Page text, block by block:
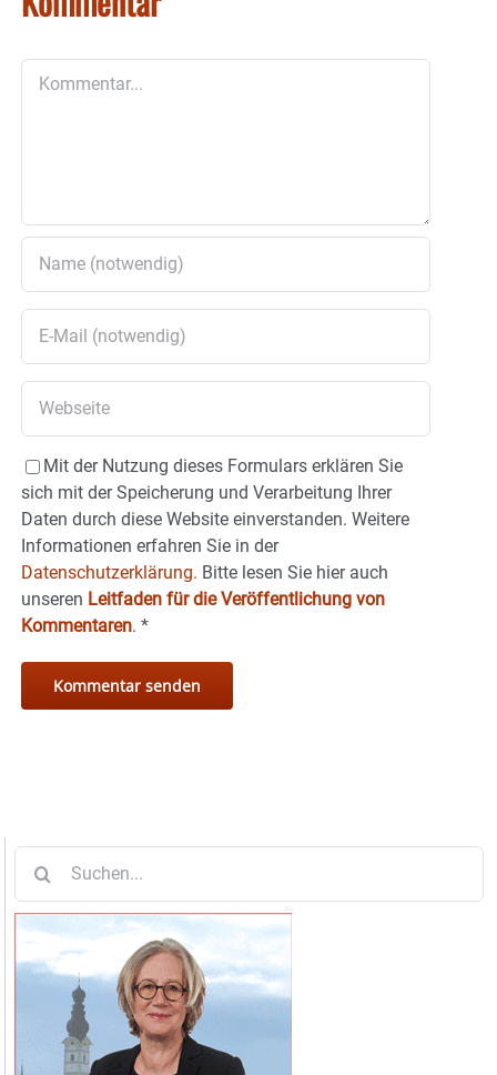
Mit der Nutzung dieses Formulars erklären Sie
sich mit der Speicherung und Verarbeitung Ihrer
Daten durch diese Website einverstanden. Weitere
Informationen erfahren Sie in der
Datenschutzerklärung. Bitte lesen Sie hier auch
unseren Leitfaden für die Veröffentlichung von
Kommentaren. *
nach: